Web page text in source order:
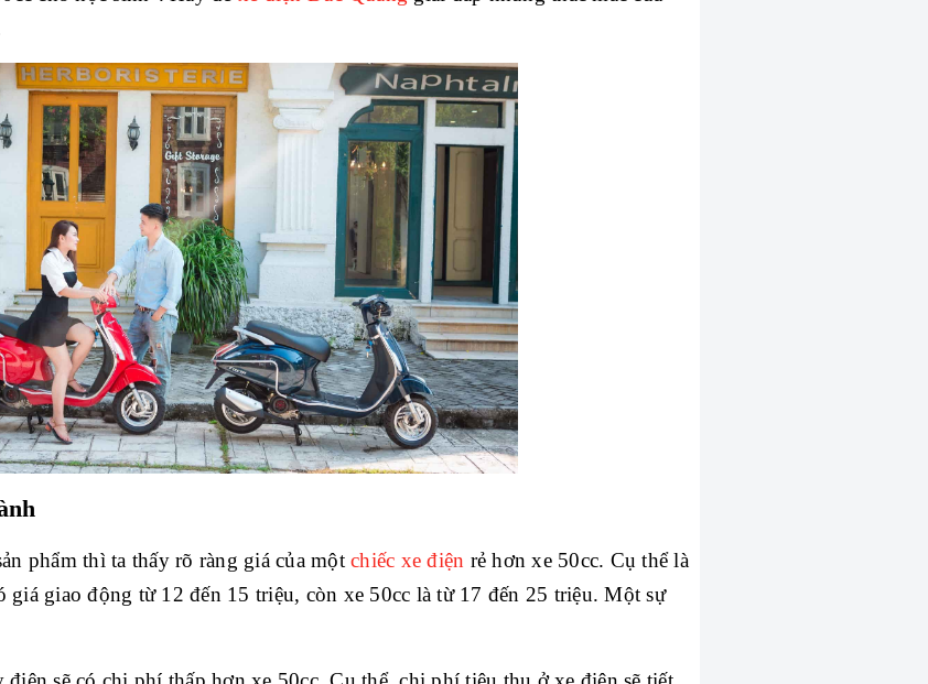
phẩm thì ta thấy rõ ràng giá của một chiếc xe điện rẻ hơn xe 50cc. Cụ thể là
giá giao động từ 12 đến 15 triệu, còn xe 50cc là từ 17 đến 25 triệu. Một sự